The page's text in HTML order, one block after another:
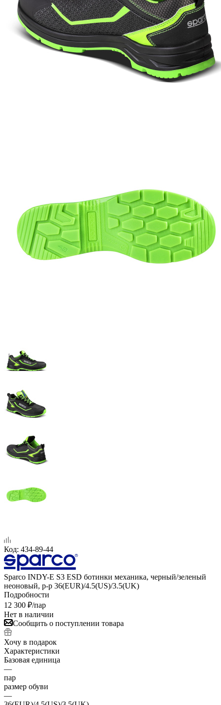
Код: 434-89-44
Sparco INDY-E S3 ESD ботинки механика, черный/зеленый
неоновый, р-р 36(EUR)/4.5(US)/3.5(UK)
Подробности
12 300 ₽/пар
Нет в наличии
Сообщить о поступлении товара
Хочу в подарок
Характеристики
Базовая единица
—
пар
размер обуви
—